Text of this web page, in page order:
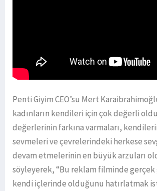
Penti Giyim CEO’su Mert
kadınların kendileri için çok değerli
değerlerinin farkına varmaları,
sevmeleri ve çevrelerindeki herkese
devam etmelerinin en büyük arzuları
söyleyerek, “Bu reklam filminde
kendi içlerinde olduğunu hatırlatmak